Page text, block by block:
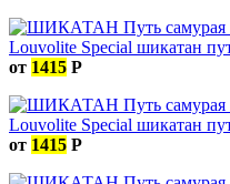
Louvolite Special шикатан
от 1415 Р
Louvolite Special шикатан
от 1415 Р